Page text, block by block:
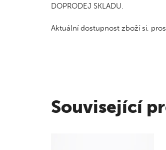
DOPRODEJ SKLADU.
Aktuální dostupnost zboží si,
Související